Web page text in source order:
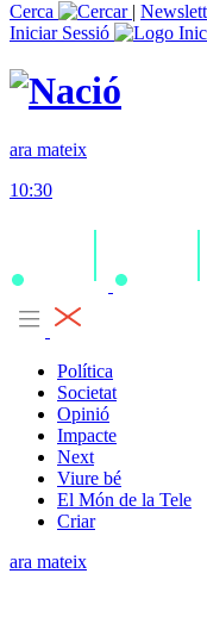
Cerca
|
Iniciar Sessió
ara mateix
10:30
Política
Societat
Opinió
Impacte
Next
Viure bé
El Món de la Tele
Criar
ara mateix